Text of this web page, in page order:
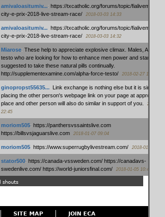
amivaloasitumiv...: https://txcatholic.org/forums/topic/fialivemexico-
city-e-prix-2018-live-stream-race/
2018-03-03 14:33
amivaloasitumiv...: https://txcatholic.org/forums/topic/fialivemexico-
city-e-prix-2018-live-stream-race/
2018-03-03 14:32
Miarose: These help to appreciate explosive climax. Males, Alpha
testo who are looking for how to enhance men power and stamina,
suggested to take these natural pills continually.
http://supplementexamine.com/alpha-force-testo/
2018-02-27 14:08
ginopropst55635...: Link exchange is nothing else but it is simply
placing the other person's webpage link on your page at appropriate
place and other person will also do similar in support of you.
2018-01-
22:45
moriom505: https://panthersvssaintslive.com
https://billsvsjaguarslive.com
2018-01-07 09:04
moriom505: https://www.superrugbylivestream.com/ 2018-01-06 13:08
stator500: https://canada-vssweden.com/ https://canadavs-
swedenlive.com/ https://world-juniorsfinal.com/
2018-01-05 10:44
shouts
SITE MAP JOIN ECA